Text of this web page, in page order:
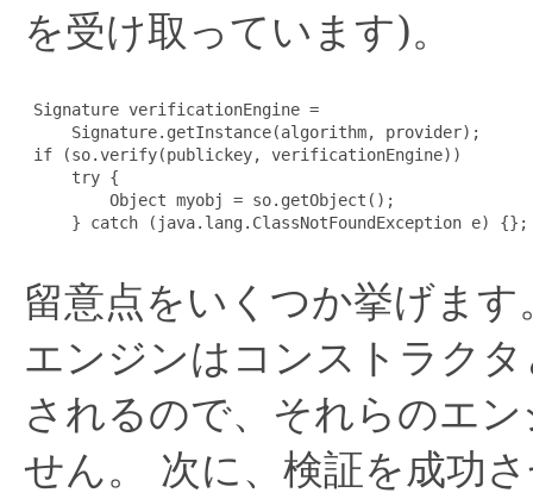
を受け取っています)。
Signature verificationEngine =
     Signature.getInstance(algorithm, provider);
if (so.verify(publickey, verificationEngine))
     try {
         Object myobj = so.getObject();
     } catch (java.lang.ClassNotFoundException e) {};
留意点をいくつか挙げます
エンジンはコンストラク
されるので、それらのエ
せん。
次に、検証を成功